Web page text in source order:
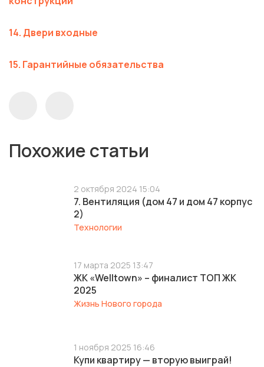
14. Двери входные
15. Гарантийные обязательства
Похожие статьи
2 октября 2024 15:04
7. Вентиляция (дом 47 и дом 47 корпус
2)
Технологии
17 марта 2025 13:47
ЖК «Welltown» – финалист ТОП ЖК
2025
Жизнь Нового города
1 ноября 2025 16:46
Купи квартиру — вторую выиграй!